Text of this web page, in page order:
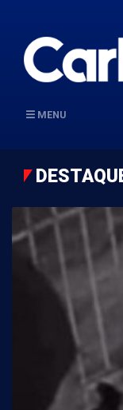
MENU